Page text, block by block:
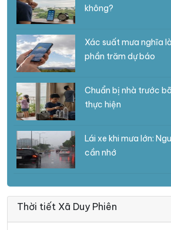
không?
Xác suất mưa nghĩa
phần trăm dự báo
Chuẩn bị nhà trước
thực hiện
Lái xe khi mưa lớn:
cần nhớ
Thời tiết Xã Duy Phiên